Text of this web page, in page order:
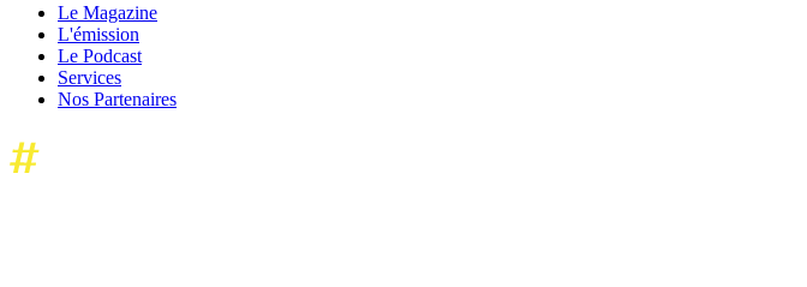
Le Magazine
L'émission
Le Podcast
Services
Nos Partenaires